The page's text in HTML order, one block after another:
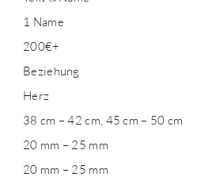
1 Name
200€+
Beziehung
Herz
38 cm – 42 cm, 45 cm – 50 cm
20 mm – 25 mm
20 mm – 25 mm